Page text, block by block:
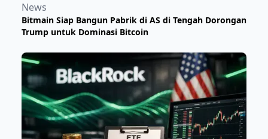
News
Bitmain Siap Bangun Pabrik di AS di Tengah Dorongan
Trump untuk Dominasi Bitcoin